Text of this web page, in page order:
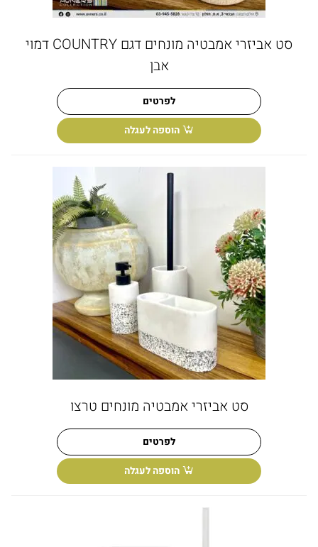
סט אביזרי אמבטיה מונחים דגם COUNTRY דמוי
אבן
לפרטים
הוספה לעגלה
סט אביזרי אמבטיה מונחים טרצו
לפרטים
הוספה לעגלה